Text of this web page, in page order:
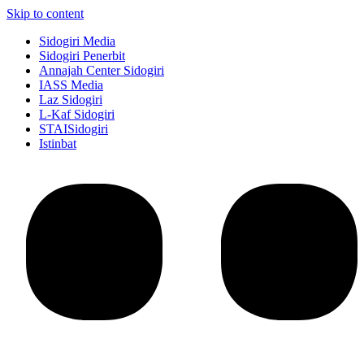
Skip to content
Sidogiri Media
Sidogiri Penerbit
Annajah Center Sidogiri
IASS Media
Laz Sidogiri
L-Kaf Sidogiri
STAISidogiri
Istinbat